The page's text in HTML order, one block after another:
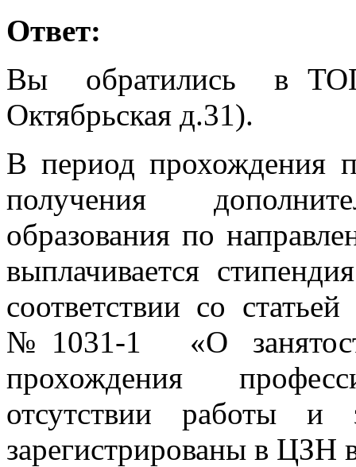
Ответ:
Вы обратились в
Октябрьская д.31).
В период прохождения
получения
образования по
выплачивается
соответствии со
№1031-1 «О
прохождения
отсутствии работы
зарегистрированы в ЦЗН